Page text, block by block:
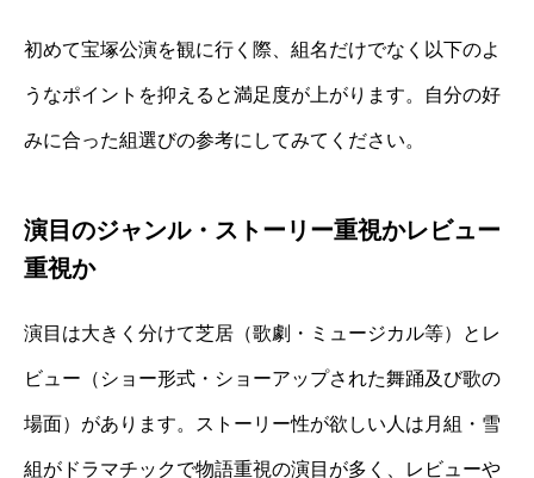
初めて宝塚公演を観に行く際、組名だけでなく以下のよ
うなポイントを抑えると満足度が上がります。自分の好
みに合った組選びの参考にしてみてください。
演目のジャンル・ストーリー重視かレビュー
重視か
演目は大きく分けて芝居（歌劇・ミュージカル等）とレ
ビュー（ショー形式・ショーアップされた舞踊及び歌の
場面）があります。ストーリー性が欲しい人は月組・雪
組がドラマチックで物語重視の演目が多く、レビューや